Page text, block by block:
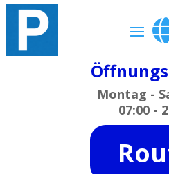
Montag -
07:00 -